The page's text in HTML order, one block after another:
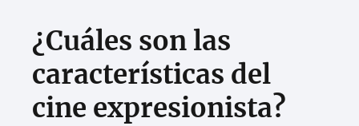
¿Cuáles son las
características del
cine expresionista?